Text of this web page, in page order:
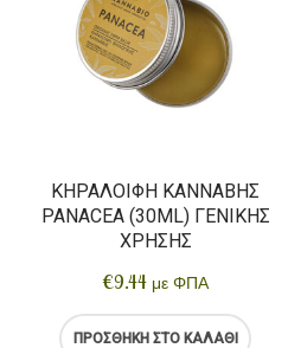
ΚΗΡΑΛΟΙΦΉ ΚΆΝΝΑΒΗΣ
PANACEA (30ML) ΓΕΝΙΚΉΣ
ΧΡΉΣΗΣ
€9.44 με ΦΠΑ
ΠΡΟΣΘΉΚΗ ΣΤΟ ΚΑΛΆΘΙ